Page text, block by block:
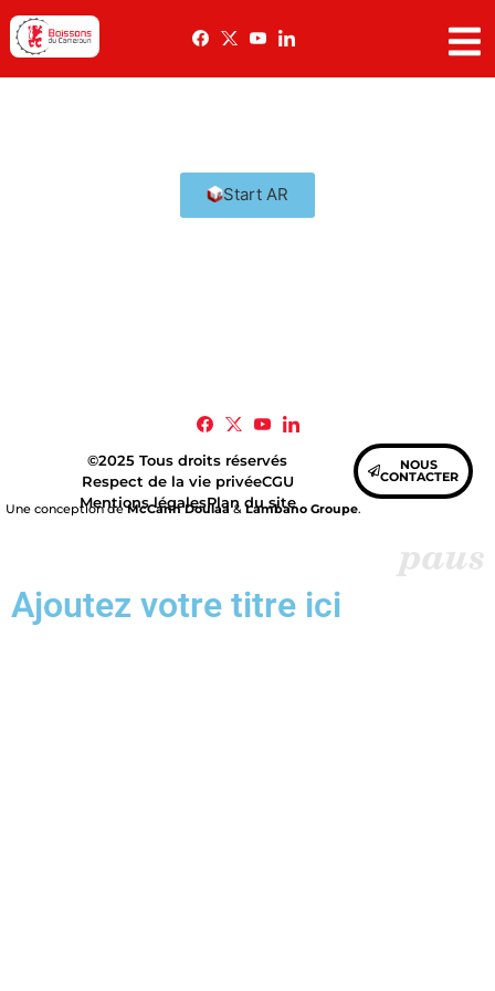
Test
Start AR
Ajoutez votre titre ici
©2025 Tous droits réservés
Respect de la vie privéeCGU
Mentions légalesPlan du site
NOUS
CONTACTER
Une conception deMcCann Doulaa&Lambano Groupe.